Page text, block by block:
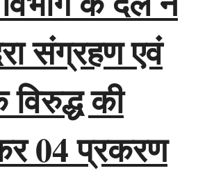
संग्रहण एवं
की
04 प्रकरण